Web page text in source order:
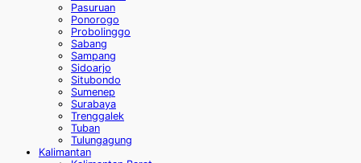
Pasuruan
Ponorogo
Probolinggo
Sabang
Sampang
Sidoarjo
Situbondo
Sumenep
Surabaya
Trenggalek
Tuban
Tulungagung
Kalimantan